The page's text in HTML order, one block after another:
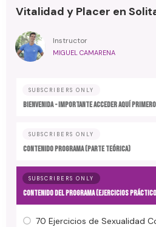
Vitalidad y Placer en
Instructor
MIGUEL CAMARENA
SUBSCRIBERS ONLY
BIENVENIDA - IMPORTANTE ACCEDER AQUÍ PRIMERO
SUBSCRIBERS ONLY
CONTENIDO PROGRAMA (Parte Teórica)
SUBSCRIBERS ONLY
CONTENIDO DEL PROGRAMA (Ejercicios
70 Ejercicios de Sexualidad